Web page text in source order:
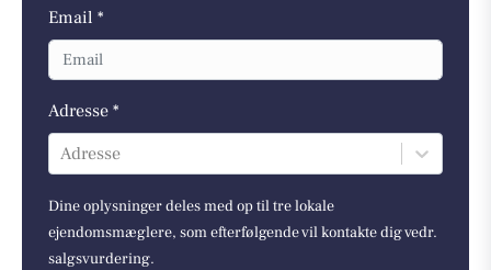
Email *
Adresse *
Adresse
Dine oplysninger deles med op til tre lokale
ejendomsmæglere, som efterfølgende vil kontakte dig vedr.
salgsvurdering.